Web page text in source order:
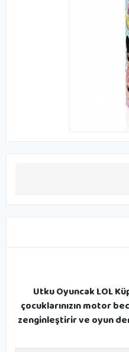
Utku Oyuncak LOL
çocuklarınızın motor
zenginleştirir ve oyun